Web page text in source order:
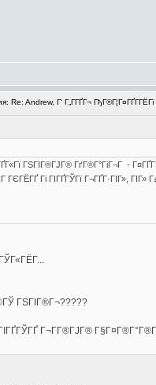
Re: Andrew, Г‘ Г„Г­ГҐГ¬ ГђГ®Г¦Г¤ГҐГ­ГЁГї
ГЅГІГ®ГЈГ® ГґГ®Г°ГіГ¬Г -
Гі ГІГҐГЎГї Г¬ГҐГ·ГІГ», ГІГ»
ГЅГІГ®Г¬?????
Г¬Г­Г®ГЈГ®